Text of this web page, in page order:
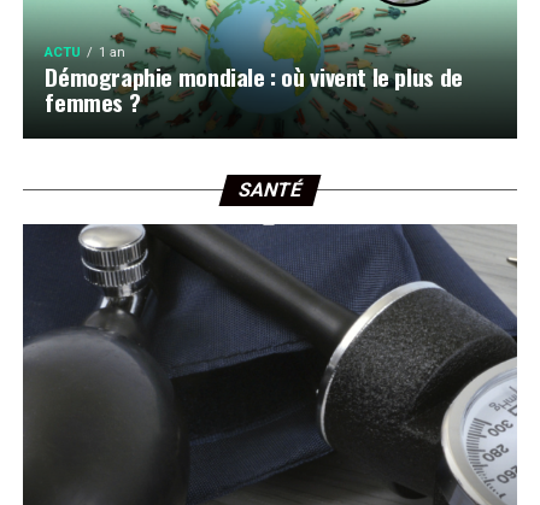
ACTU 1 an
Démographie mondiale : où vivent le plus de
femmes ?
SANTÉ